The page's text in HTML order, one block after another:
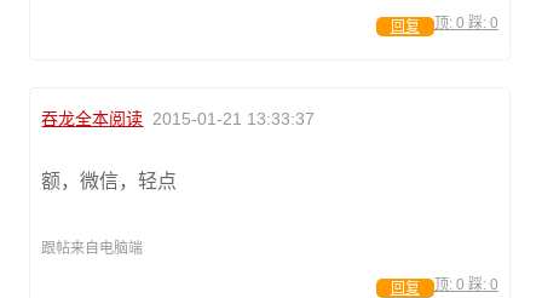
顶: 0 踩: 0
回复
吞龙全本阅读 2015-01-21 13:33:37
额，微信，轻点
跟帖来自电脑端
顶: 0 踩: 0
回复